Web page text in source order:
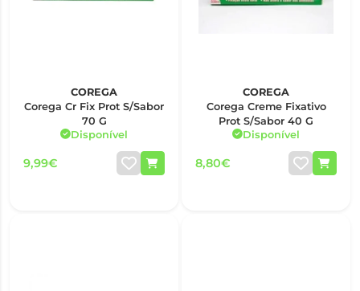
COREGA
Corega Cr Fix Prot S/Sabor
70 G
Disponível
9,99€
COREGA
Corega Creme Fixativo
Prot S/Sabor 40 G
Disponível
8,80€